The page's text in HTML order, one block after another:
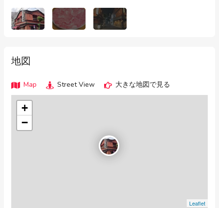
地図
Map Street View 大きな地図で見る
+
−
Leaflet